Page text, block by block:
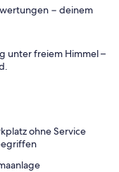
− deinem
unter freiem Himmel –
ohne Service